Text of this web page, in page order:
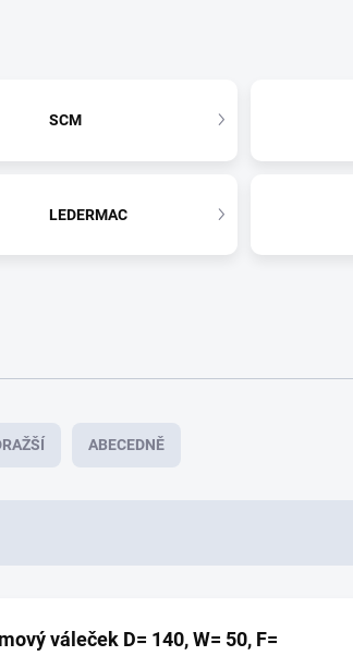
SCM
LEDERMAC
ABECEDNĚ
váleček D= 140, W= 50, F=